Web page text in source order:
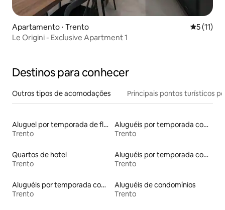
Apartamento ⋅ Trento 5 de uma
5 (11)
Le Origini - Exclusive Apartment 1
Destinos para conhecer
Outros tipos de acomodações Principais pontos turísticos
Aluguel por temporada de flats
Trento
Aluguéis por temporada com cama de altura acessível
Trento
Quartos de hotel
Trento
Aluguéis por temporada com banheira de hidromassagem
Trento
Aluguéis por temporada com sauna
Trento
Aluguéis de condomínios
Trento